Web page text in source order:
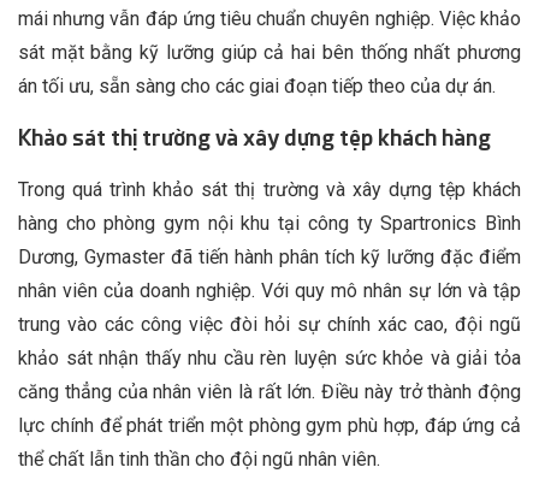
mái nhưng vẫn đáp ứng tiêu chuẩn chuyên nghiệp. Việc khảo
sát mặt bằng kỹ lưỡng giúp cả hai bên thống nhất phương
án tối ưu, sẵn sàng cho các giai đoạn tiếp theo của dự án.
Khảo sát thị trường và xây dựng tệp khách hàng
Trong quá trình khảo sát thị trường và xây dựng tệp khách
hàng cho phòng gym nội khu tại công ty Spartronics Bình
Dương, Gymaster đã tiến hành phân tích kỹ lưỡng đặc điểm
nhân viên của doanh nghiệp. Với quy mô nhân sự lớn và tập
trung vào các công việc đòi hỏi sự chính xác cao, đội ngũ
khảo sát nhận thấy nhu cầu rèn luyện sức khỏe và giải tỏa
căng thẳng của nhân viên là rất lớn. Điều này trở thành động
lực chính để phát triển một phòng gym phù hợp, đáp ứng cả
thể chất lẫn tinh thần cho đội ngũ nhân viên.